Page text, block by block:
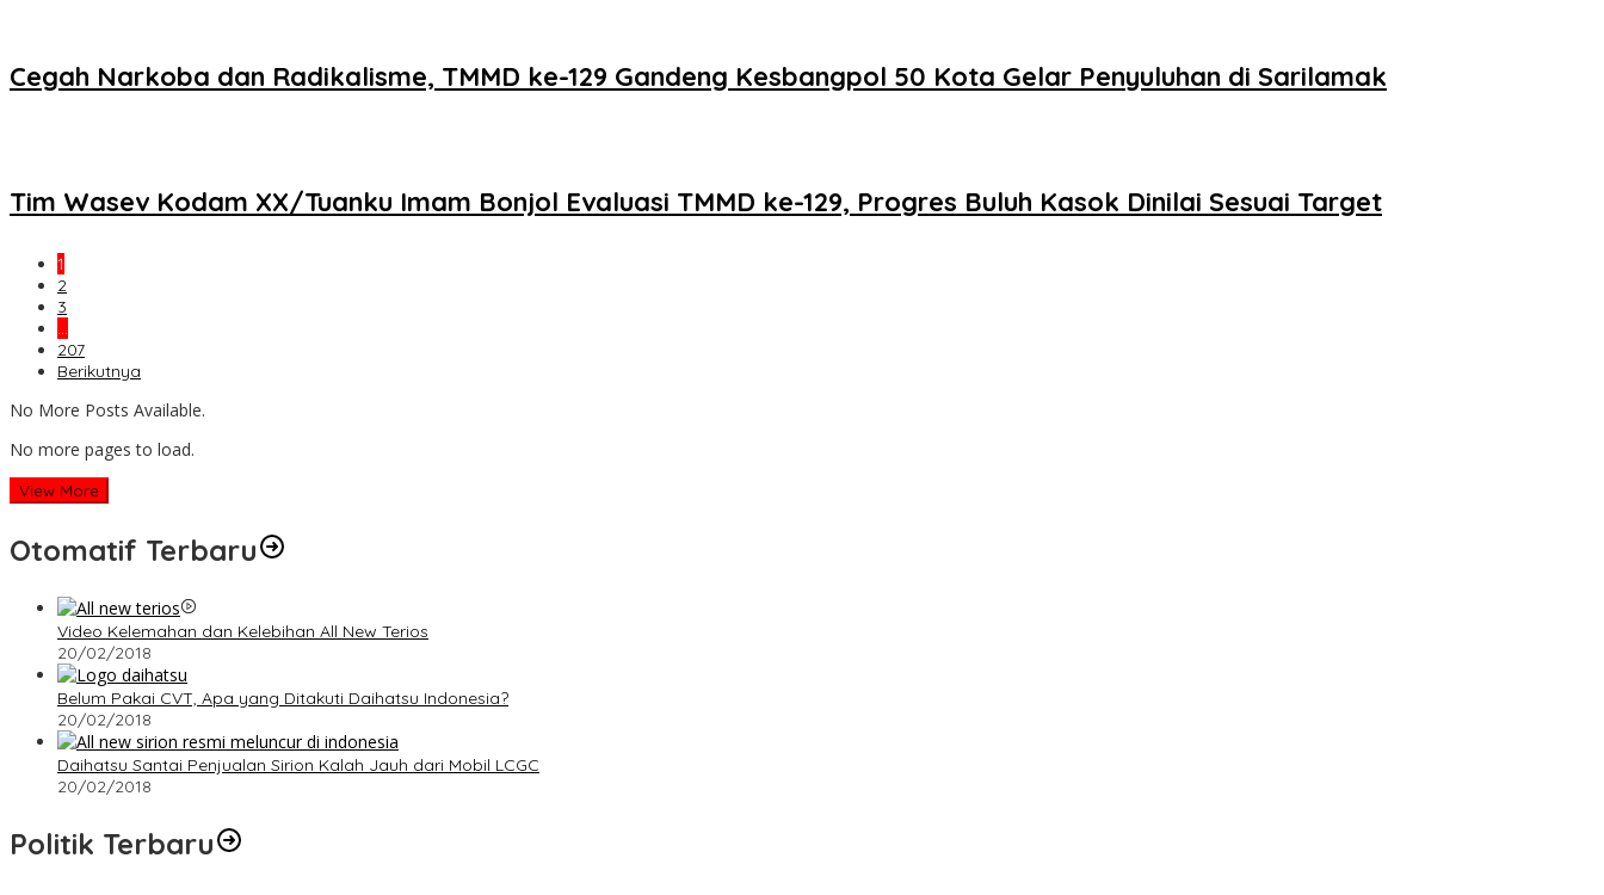
Cegah Narkoba dan Radikalisme, TMMD ke-129 Gandeng Kesbangpol 50 Kota Gelar Penyuluhan di Sarilamak
Tim Wasev Kodam XX/Tuanku Imam Bonjol Evaluasi TMMD ke-129, Progres Buluh Kasok Dinilai Sesuai Target
1
2
3
…
207
Berikutnya
No More Posts Available.
No more pages to load.
View More
Otomatif Terbaru
Video Kelemahan dan Kelebihan All New Terios
20/02/2018
Belum Pakai CVT, Apa yang Ditakuti Daihatsu Indonesia?
20/02/2018
Daihatsu Santai Penjualan Sirion Kalah Jauh dari Mobil LCGC
20/02/2018
Politik Terbaru